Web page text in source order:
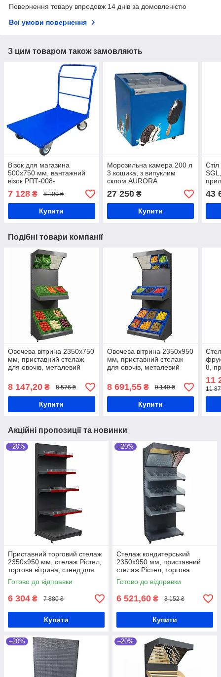
Повернення товару впродовж 14 днів за домовленістю
Всі умови повернення
З цим товаром також замовляють
Візок для магазина
500x750 мм, вантажний
візок РПТ-008-
160М(Універсальна
ручка), платформний
візок, візок в магазин
7 128 ₴ 8 100 ₴
Купити
Морозильна камера 200 л
3 кошика, з випуклим
склом AURORA
-18…-25°С, камера
морозильна в магазин
27 250₴
Купити
43
Подібні товари компанії
Овочева вітрина 2350х750
мм, приставний стелаж
для овочів, металевий
для овочевих кошиків
8 147,20 ₴ 8 576 ₴
Купити
Овочева вітрина 2350х950
мм, приставний стелаж
для овочів, металевий
для овочевих кошиків
8 691,55₴ 9 149 ₴
Купити
8,
11
11
Акційні пропозиції та новинки
–20%
Приставний торговий стелаж
2350х950 мм, стелаж Рістел,
торгова вітрина, стенд для
товару, стелаж для техніки,
стелаж для косметики
Готово до відправки
6 304 ₴ 7 880 ₴
Купити
–20%
Стелаж кондитерський
2350х950 мм, приставний
стелаж Рістел, торгова
вітрина для печива, стенд
для цукерок, кондитерська
Готово до відправки
6 521,60 ₴ 8 152 ₴
Купити
–20% –20%